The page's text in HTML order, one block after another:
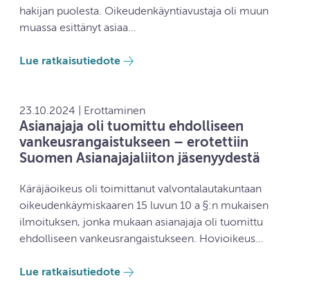
hakijan puolesta. Oikeudenkäyntiavustaja oli muun
muassa esittänyt asiaa…
Lue ratkaisutiedote
23.10.2024 | Erottaminen
Asianajaja oli tuomittu ehdolliseen
vankeusrangaistukseen – erotettiin
Suomen Asianajajaliiton jäsenyydestä
Käräjäoikeus oli toimittanut valvontalautakuntaan
oikeudenkäymiskaaren 15 luvun 10 a §:n mukaisen
ilmoituksen, jonka mukaan asianajaja oli tuomittu
ehdolliseen vankeusrangaistukseen. Hovioikeus…
Lue ratkaisutiedote